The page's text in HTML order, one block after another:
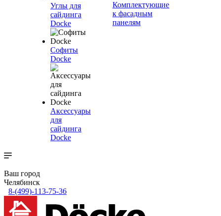
Углы для
сайдинга
Docke
Софиты
Docke
Аксессуары
для
сайдинга
Docke
Комплектующие
к фасадным
панелям
Ваш город
Челябинск
8-(499)-113-75-36